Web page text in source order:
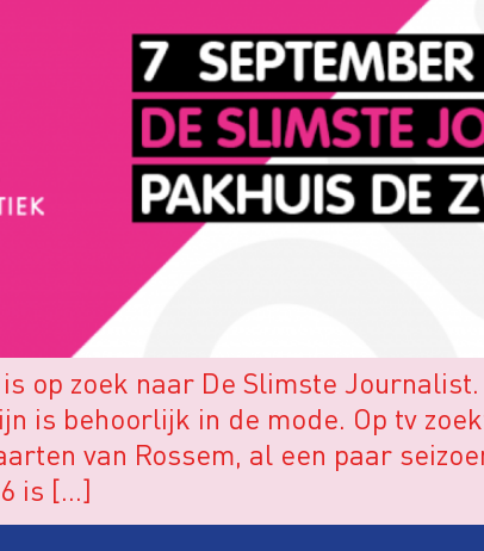
op zoek naar De Slimste
is behoorlijk in de mode. Op tv
van Rossem, al een paar
is […]